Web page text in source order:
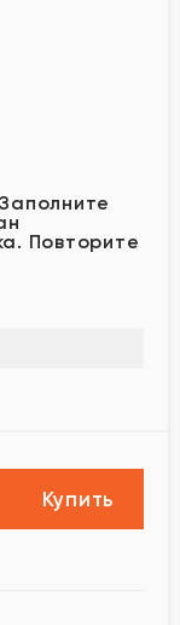
Заполните
Повторите
Купить